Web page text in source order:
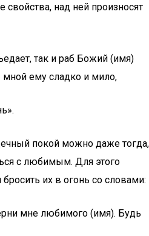
свойства, над ней произносят
так и раб Божий (имя)
мной ему сладко и мило,
покой можно даже тогда,
с любимым. Для этого
их в огонь со словами:
мне любимого (имя). Будь